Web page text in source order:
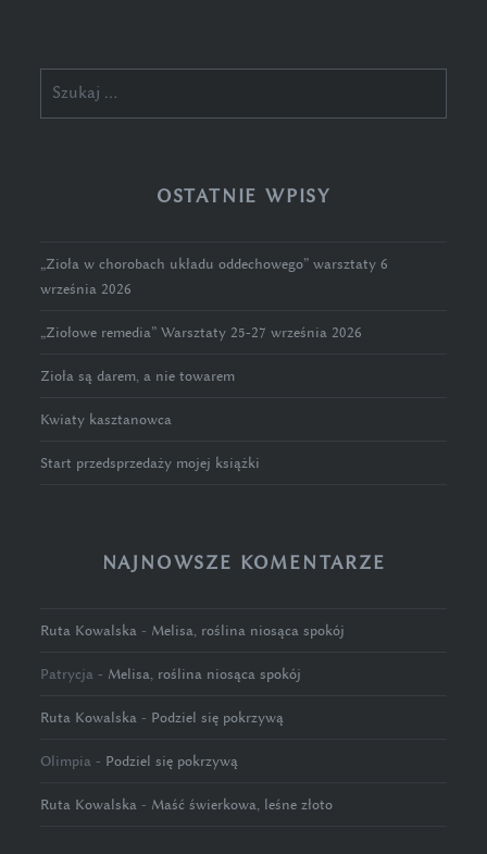
OSTATNIE WPISY
„Zioła w chorobach układu oddechowego” warsztaty 6
września 2026
„Ziołowe remedia” Warsztaty 25-27 września 2026
Zioła są darem, a nie towarem
Kwiaty kasztanowca
Start przedsprzedaży mojej książki
NAJNOWSZE KOMENTARZE
Ruta Kowalska - Melisa, roślina niosąca spokój
Patrycja - Melisa, roślina niosąca spokój
Ruta Kowalska - Podziel się pokrzywą
Olimpia - Podziel się pokrzywą
Ruta Kowalska - Maść świerkowa, leśne złoto